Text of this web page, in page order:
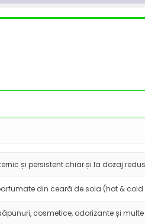
și persistent chiar și la dozaj
din ceară de soia (hot & cold
cosmetice, odorizante și